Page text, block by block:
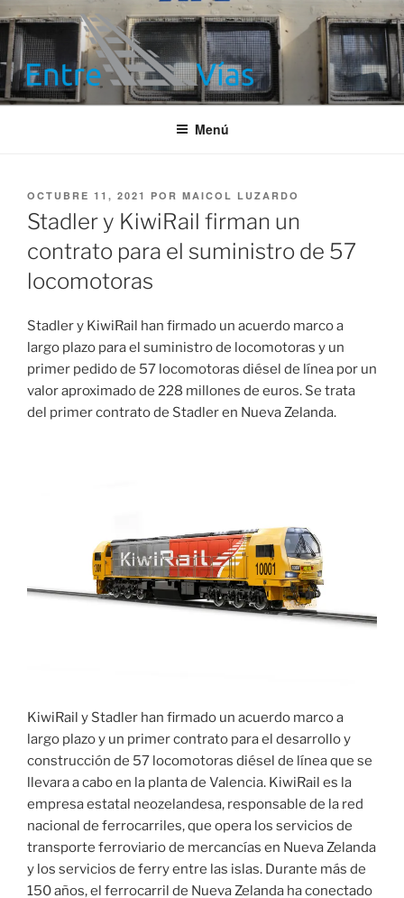
Saltar
al
contenido
ENTRE VÍAS
Información ferroviaria
Menú
PUBLICADO
EL
OCTUBRE 11, 2021 POR MAICOL LUZARDO
Stadler y KiwiRail firman un
contrato para el suministro de 57
locomotoras
Stadler y KiwiRail han firmado un acuerdo marco a
largo plazo para el suministro de locomotoras y un
primer pedido de 57 locomotoras diésel de línea por un
valor aproximado de 228 millones de euros. Se trata
del primer contrato de Stadler en Nueva Zelanda.
KiwiRail y Stadler han firmado un acuerdo marco a
largo plazo y un primer contrato para el desarrollo y
construcción de 57 locomotoras diésel de línea que se
llevara a cabo en la planta de Valencia. KiwiRail es la
empresa estatal neozelandesa, responsable de la red
nacional de ferrocarriles, que opera los servicios de
transporte ferroviario de mercancías en Nueva Zelanda
y los servicios de ferry entre las islas. Durante más de
150 años, el ferrocarril de Nueva Zelanda ha conectado